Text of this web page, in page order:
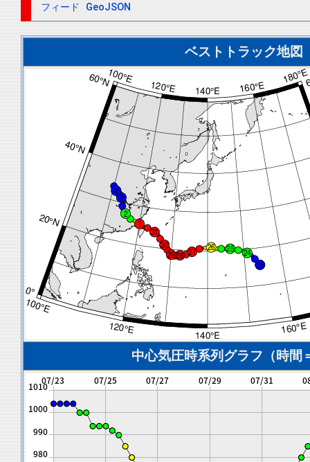
フィード
GeoJSON
ベストトラック地図
中心気圧時系列グラフ（時間